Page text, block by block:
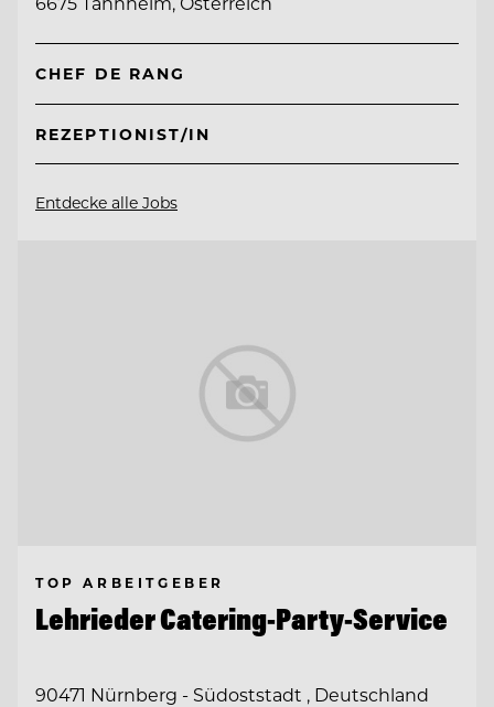
CHEF DE RANG
REZEPTIONIST/IN
Entdecke alle Jobs
TOP ARBEITGEBER
Lehrieder Catering-Party-Service
90471 Nürnberg - Südoststadt , Deutschland